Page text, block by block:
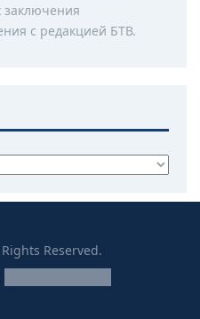
заключения
с редакцией БТВ.
Reserved.